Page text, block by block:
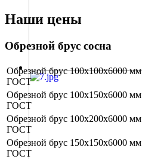
Наши цены
Обрезной брус сосна
Обрезной брус 100х100x6000 мм
ГОСТ
Обрезной брус 100х150x6000 мм
ГОСТ
Обрезной брус 100х200x6000 мм
ГОСТ
Обрезной брус 150х150x6000 мм
ГОСТ